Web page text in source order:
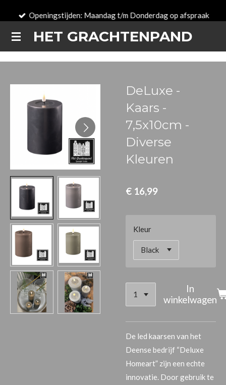
naar
de
HET GRACHTENPAND
Openingstijden: Maandag t/m Donderdag op afspraak
DeLuxe -
Kaars -
7,5x10cm -
Diverse
Kleuren
€ 16,99
Kleur
In
winkelwagen
De led kaarsen van het
Deense bedrijf “Deluxe
Homeart” zijn een echte
innovatie. Door gebruik te